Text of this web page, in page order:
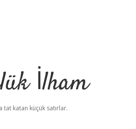
İlham
tat katan küçük satırlar.